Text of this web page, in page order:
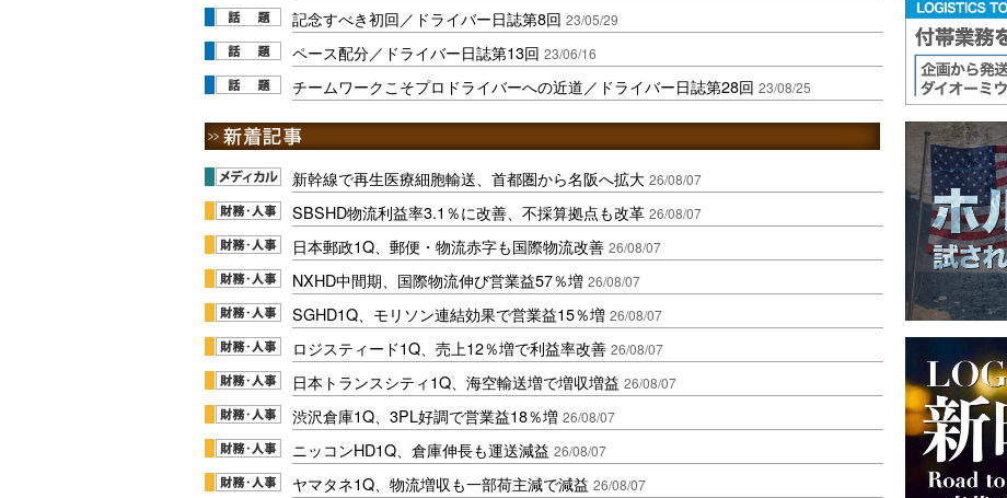
記念すべき初回／ドライバー日誌第8回 23/05/29
ペース配分／ドライバー日誌第13回 23/06/16
チームワークこそプロドライバーへの近道／ドライバー日誌第28回 23/08/25
新幹線で再生医療細胞輸送、首都圏から名阪へ拡大 26/08/07
SBSHD物流利益率3.1％に改善、不採算拠点も改革 26/08/07
日本郵政1Q、郵便・物流赤字も国際物流改善 26/08/07
NXHD中間期、国際物流伸び営業益57％増 26/08/07
SGHD1Q、モリソン連結効果で営業益15％増 26/08/07
ロジスティード1Q、売上12％増で利益率改善 26/08/07
日本トランスシティ1Q、海空輸送増で増収増益 26/08/07
渋沢倉庫1Q、3PL好調で営業益18％増 26/08/07
ニッコンHD1Q、倉庫伸長も運送減益 26/08/07
ヤマタネ1Q、物流増収も一部荷主減で減益 26/08/07